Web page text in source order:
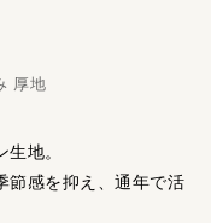
厚地
地。
節感を抑え、通年で活